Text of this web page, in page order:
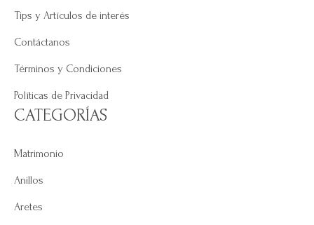
Tips y Artículos de interés
Contáctanos
Términos y Condiciones
Políticas de Privacidad
CATEGORÍAS
Matrimonio
Anillos
Aretes